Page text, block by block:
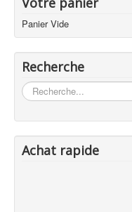
Panier Vide
Recherche
...
Achat rapide